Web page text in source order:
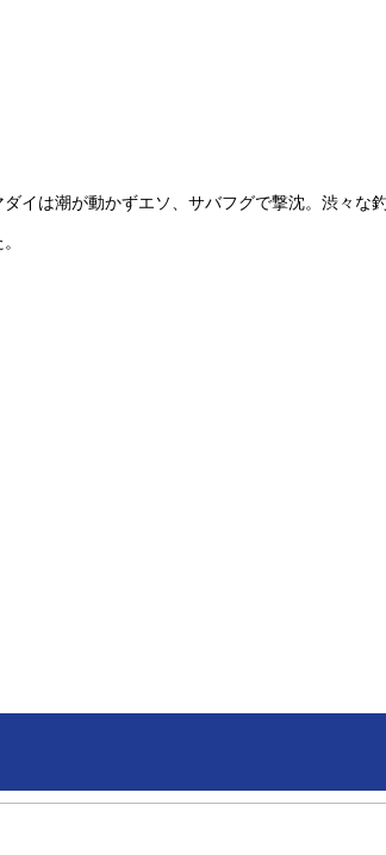
イは潮が動かずエソ、サバフグで撃沈。渋々な